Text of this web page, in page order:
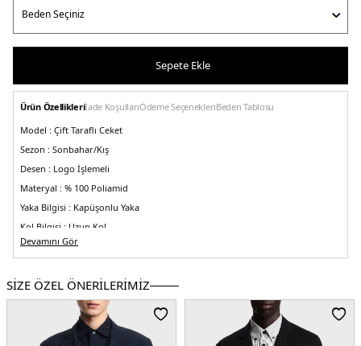
Sepete Ekle
Ürün Özellikleriİade KoşullarıÖdeme SeçenekleriBeden Tablosu
Model : Çift Taraflı Ceket
Sezon : Sonbahar/Kış
Desen : Logo İşlemeli
Materyal : % 100 Poliamid
Yaka Bilgisi : Kapüşonlu Yaka
Kol Bilgisi : Uzun Kol
Kalıp Bilgisi :Regular Fit
logo baskılı
Manken Ölçüsü :Boy : 1.85 cm / Göğüs : 98 cm / Bel : 78 cm / Basen : 94 cm /
Üretim Yeri : Çin
Devamını Gör
SİZE ÖZEL ÖNERİLERİMİZ